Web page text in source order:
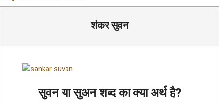
शंकर सुवन
सुवन या सुअन शब्द का क्या अर्थ है?